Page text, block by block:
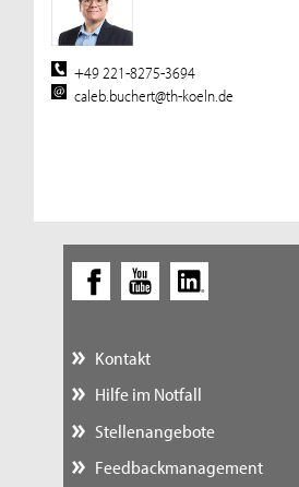
+49 221-8275-3694
caleb.buchert@th-koeln.de
Kontakt
Hilfe im Notfall
Stellenangebote
Feedbackmanagement